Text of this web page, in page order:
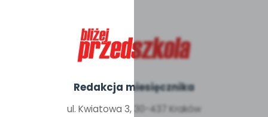
Redakcja miesięcznika
ul. Kwiatowa 3, 30-437 Kraków